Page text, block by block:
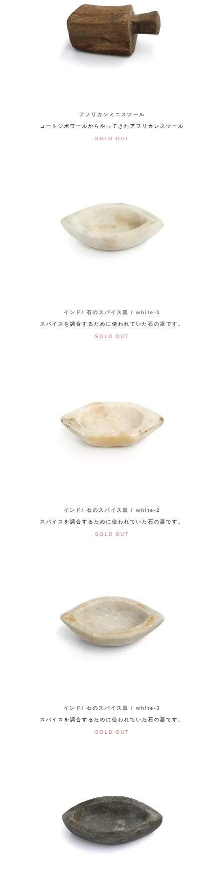
アフリカンミニスツール
コートジボワールからやってきたアフリカンスツール
SOLD OUT
インド/ 石のスパイス皿 / white-1
スパイスを調合するために使われていた石の器です。
SOLD OUT
インド/ 石のスパイス皿 / white-2
スパイスを調合するために使われていた石の器です。
SOLD OUT
インド/ 石のスパイス皿 / white-3
スパイスを調合するために使われていた石の器です。
SOLD OUT